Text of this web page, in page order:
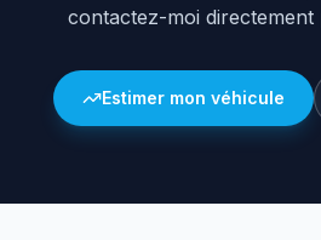
contactez-moi directement
Estimer mon véhicule